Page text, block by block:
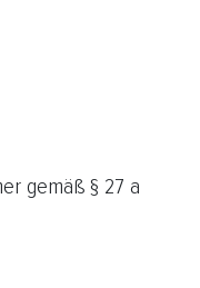
gemäß § 27 a